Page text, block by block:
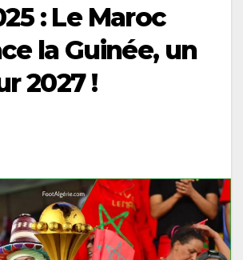
: Le Maroc
la Guinée, un
2027 !